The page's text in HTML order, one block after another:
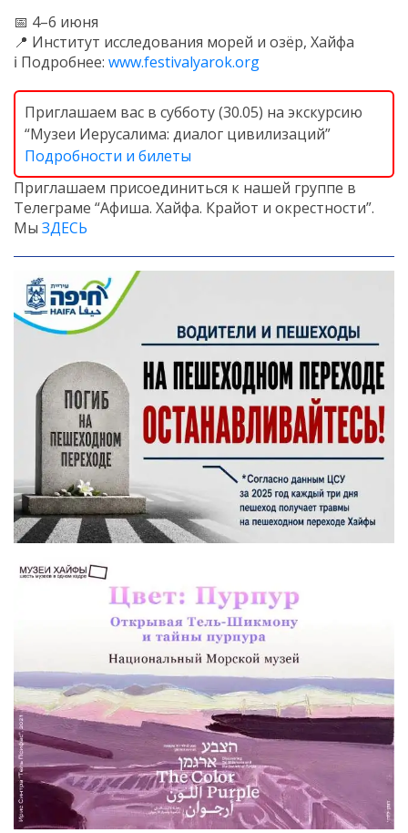
📅 4–6 июня
📍 Институт исследования морей и озёр, Хайфа
ℹ️ Подробнее: www.festivalyarok.org
Приглашаем вас в субботу (30.05) на экскурсию
“Музеи Иерусалима: диалог цивилизаций”
Подробности и билеты
Приглашаем присоединиться к нашей группе в
Телеграме “Афиша. Хайфа. Крайот и окрестности”.
Мы ЗДЕСЬ